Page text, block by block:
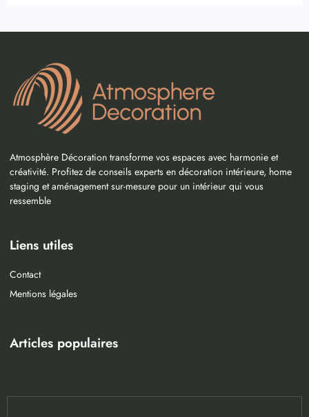
Atmosphère Décoration transforme vos espaces avec harmonie et
créativité. Profitez de conseils experts en décoration intérieure, home
staging et aménagement sur-mesure pour un intérieur qui vous
ressemble
Liens utiles
Contact
Mentions légales
Articles populaires